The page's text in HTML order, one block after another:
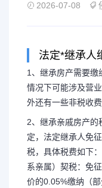
2026-07-08
法定*继承人
1、继承房产需要缴
情况下可能涉及营
外还有一些非税收费
2、继承亲戚房产的
定，法定继承人免
税，具体税费如下
系亲属）契税：免
价的0.05%缴纳（
法定
1、继